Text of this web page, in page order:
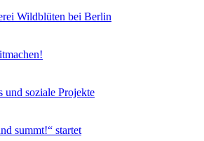
Wildblüten bei Berlin
und soziale Projekte
summt!“ startet